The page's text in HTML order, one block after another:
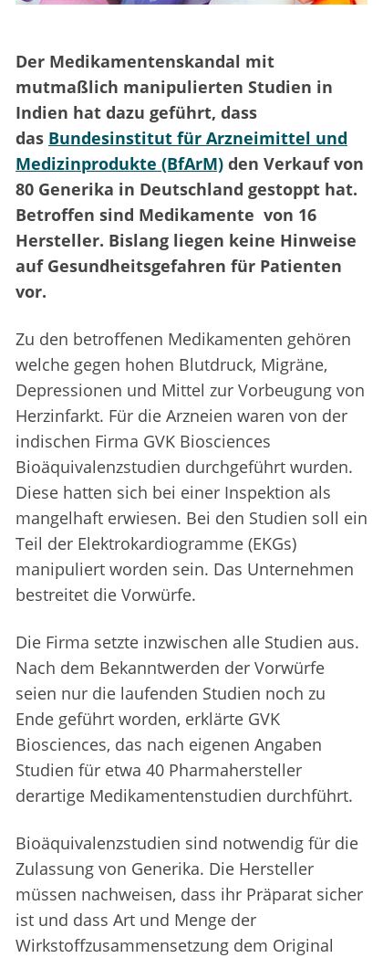
Der Medikamentenskandal mit
mutmaßlich manipulierten Studien in
Indien hat dazu geführt, dass
das Bundesinstitut für Arzneimittel und
Medizinprodukte (BfArM) den Verkauf von
80 Generika in Deutschland gestoppt hat.
Betroffen sind Medikamente von 16
Hersteller. Bislang liegen keine Hinweise
auf Gesundheitsgefahren für Patienten
vor.
Zu den betroffenen Medikamenten gehören
welche gegen hohen Blutdruck, Migräne,
Depressionen und Mittel zur Vorbeugung von
Herzinfarkt. Für die Arzneien waren von der
indischen Firma GVK Biosciences
Bioäquivalenzstudien durchgeführt wurden.
Diese hatten sich bei einer Inspektion als
mangelhaft erwiesen. Bei den Studien soll ein
Teil der Elektrokardiogramme (EKGs)
manipuliert worden sein. Das Unternehmen
bestreitet die Vorwürfe.
Die Firma setzte inzwischen alle Studien aus.
Nach dem Bekanntwerden der Vorwürfe
seien nur die laufenden Studien noch zu
Ende geführt worden, erklärte GVK
Biosciences, das nach eigenen Angaben
Studien für etwa 40 Pharmahersteller
derartige Medikamentenstudien durchführt.
Bioäquivalenzstudien sind notwendig für die
Zulassung von Generika. Die Hersteller
müssen nachweisen, dass ihr Präparat sicher
ist und dass Art und Menge der
Wirkstoffzusammensetzung dem Original